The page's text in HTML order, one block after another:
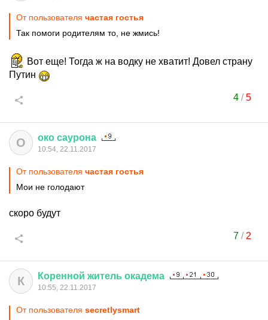
От пользователя частая гостья
Так помоги родителям то, не жмись!
Вот еще! Тогда ж на водку не хватит! Довел страну
Путин
4/5
О око саурона
10:54, 22.11.2017
От пользователя частая гостья
Мои не голодают
скоро будут
7/ 2
К Коренной житель окадема
10:55, 22.11.2017
От пользователя secretlysmart